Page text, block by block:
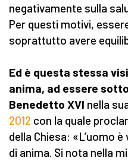
negativamente sulla
Per questi motivi,
soprattutto avere
Ed è questa stessa
anima, ad essere
Benedetto XVI nella
2012 con la quale
della Chiesa: «L’uomo
di anima. Si nota nella